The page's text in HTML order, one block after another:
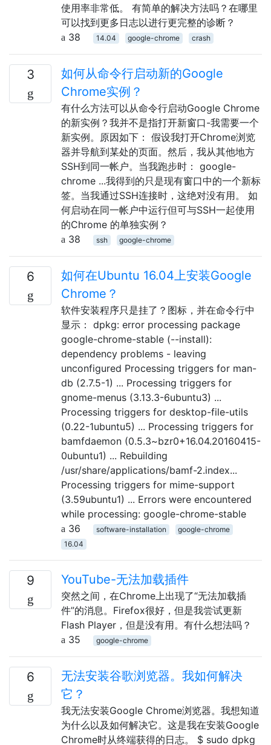
使用率非常低。 有简单的解决方法吗？在哪里
可以找到更多日志以进行更完整的诊断？
38
14.04 google-chrome crash
3
如何从命令行启动新的Google
Chrome实例？
有什么方法可以从命令行启动Google Chrome
的新实例？我并不是指打开新窗口-我需要一个
新实例。原因如下： 假设我打开Chrome浏览
器并导航到某处的页面。然后，我从其他地方
SSH到同一帐户。当我跑步时： google-
chrome ...我得到的只是现有窗口中的一个新标
签。当我通过SSH连接时，这绝对没有用。 如
何启动在同一帐户中运行但可与SSH一起使用
的Chrome 的单独实例？
38
ssh google-chrome
6
如何在Ubuntu 16.04上安装Google
Chrome？
软件安装程序只是挂了？图标，并在命令行中
显示： dpkg: error processing package
google-chrome-stable (--install):
dependency problems - leaving
unconfigured Processing triggers for man-
db (2.7.5-1) ... Processing triggers for
gnome-menus (3.13.3-6ubuntu3) ...
Processing triggers for desktop-file-utils
(0.22-1ubuntu5) ... Processing triggers for
bamfdaemon (0.5.3~bzr0+16.04.20160415-
0ubuntu1) ... Rebuilding
/usr/share/applications/bamf-2.index...
Processing triggers for mime-support
(3.59ubuntu1) ... Errors were encountered
while processing: google-chrome-stable
36
software-installation
google-chrome
16.04
9 YouTube-无法加载插件
突然之间，在Chrome上出现了“无法加载插
件”的消息。Firefox很好，但是我尝试更新
Flash Player，但是没有用。有什么想法吗？
35
google-chrome
6
无法安装谷歌浏览器。我如何解决
它？
我无法安装Google Chrome浏览器。我想知道
为什么以及如何解决它。这是我在安装Google
Chrome时从终端获得的日志。 $ sudo dpkg